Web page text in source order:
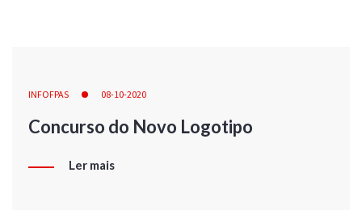
INFOFPAS 08-10-2020
Concurso do Novo Logotipo
Ler mais